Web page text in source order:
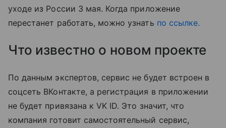
уходе из России 3 мая. Когда приложение
перестанет работать, можно узнать по ссылке.
Что известно о новом проекте
По данным экспертов, сервис не будет встроен в
соцсеть ВКонтакте, а регистрация в приложении
не будет привязана к VK ID. Это значит, что
компания готовит самостоятельный сервис,